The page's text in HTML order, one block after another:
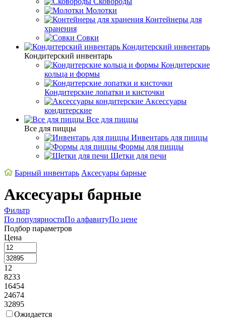
Молотки
Контейнеры для
хранения
Совки
Кондитерский инвентарь
Кондитерский инвентарь
Кондитерские
кольца и формы
Кондитерские лопатки и кисточки
Аксессуары
кондитерские
Все для пиццы
Все для пиццы
Инвентарь для пиццы
Формы для пиццы
Щетки для печи
Барный инвентарь Аксесуары барные
Аксесуары барные
Фильтр
По популярностиПо алфавитуПо цене
Подбор параметров
Цена
12
8233
16454
24674
32895
Ожидается